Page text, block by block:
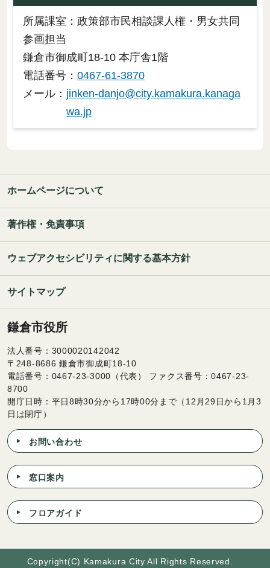
所属課室：政策部市民相談課人権・男女共同
参画担当
鎌倉市御成町18-10 本庁舎1階
電話番号： 0467-61-3870
メール： jinken-danjo@city.kamakura.kanaga
wa.jp
ホームページについて
著作権・免責事項
ウェブアクセシビリティに関する基本方針
サイトマップ
鎌倉市役所
法人番号：3000020142042
〒248-8686 鎌倉市御成町18-10
電話番号：0467-23-3000（代表） ファクス番号：0467-23-
8700
開庁日時：平日8時30分から17時00分まで（12月29日から1月3
日は閉庁）
お問い合わせ
窓口案内
フロアガイド
Copyright(C) Kamakura City All Rights Reserved.